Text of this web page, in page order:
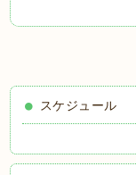
スケジュール